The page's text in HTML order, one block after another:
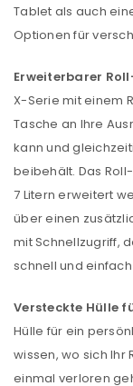
Tablet als auch
Optionen für
Erweiterbarer
X-Serie mit einem
Tasche an Ihre
kann und
beibehält. Das
7 Litern erweitert
über einen
mit Schnellzugriff,
schnell und
Versteckte Hülle
Hülle für ein
wissen, wo sich Ihr
einmal verloren